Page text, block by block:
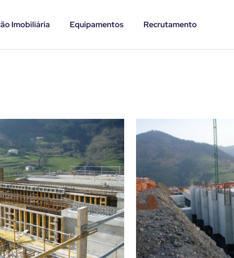
Imobiliária Equipamentos Recrutamento